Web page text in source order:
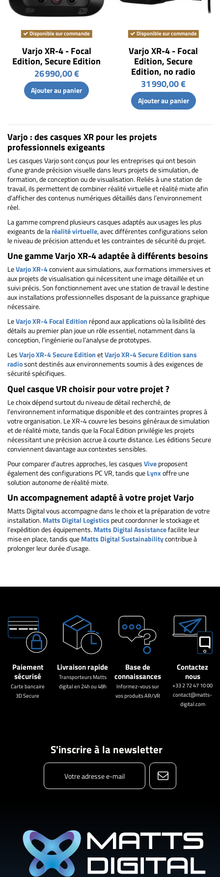
Disponible sur commande
Varjo XR-4 - Focal
Edition, Secure Edition
26 990,00 €
Ajouter au panier
Disponible sur commande
Varjo XR-4 - Focal
Edition, Secure
Edition, no radio
31 990,00 €
Ajouter au panier
Varjo : des casques XR pour les projets
professionnels exigeants
Les casques Varjo sont conçus pour les entreprises qui ont besoin
d’une grande précision visuelle dans leurs projets de simulation, de
formation, de conception ou de visualisation. Reliés à une station de
travail, ils permettent de combiner réalité virtuelle et réalité mixte afin
d’afficher des contenus numériques détaillés dans l’environnement
réel.
La gamme comprend plusieurs casques adaptés aux usages les plus
exigeants de laréalité virtuelle, avec différentes configurations selon
le niveau de précision attendu et les contraintes de sécurité du projet.
Une gamme Varjo XR-4 adaptée à différents besoins
LeVarjo XR-4convient aux simulations, aux formations immersives et
aux projets de visualisation qui nécessitent une image détaillée et un
suivi précis. Son fonctionnement avec une station de travail le destine
aux installations professionnelles disposant de la puissance graphique
nécessaire.
LeVarjo XR-4 Focal Edition répond aux applications où la lisibilité des
détails au premier plan joue un rôle essentiel, notamment dans la
conception, l’ingénierie ou l’analyse de prototypes.
LesVarjo XR-4 Secure EditionetVarjo XR-4 Secure Edition sans
radiosont destinés aux environnements soumis à des exigences de
sécurité spécifiques.
Quel casque VR choisir pour votre projet ?
Le choix dépend surtout du niveau de détail recherché, de
l’environnement informatique disponible et des contraintes propres à
votre organisation. Le XR-4 couvre les besoins généraux de simulation
et de réalité mixte, tandis que la Focal Edition privilégie les projets
nécessitant une précision accrue à courte distance. Les éditions Secure
conviennent davantage aux contextes sensibles.
Pour comparer d’autres approches, les casquesViveproposent
également des configurations PC VR, tandis queLynxoffre une
solution autonome de réalité mixte.
Un accompagnement adapté à votre projet Varjo
Matts Digital vous accompagne dans le choix et la préparation de votre
installation.Matts Digital Logistics peut coordonner le stockage et
l’expédition des équipements.Matts Digital Assistancefacilite leur
mise en place, tandis queMatts Digital Sustainabilitycontribue à
prolonger leur durée d’usage.
Paiement
sécurisé
Carte bancaire
3D Secure
Livraison rapide
Transporteurs Matts
digital en 24h ou 48h
Base de
connaissances
Informez-vous sur
vos produits AR/VR
Contactez
nous
+33 2 72 47 10 00
contact@matts-
digital.com
S'inscrire à la newsletter